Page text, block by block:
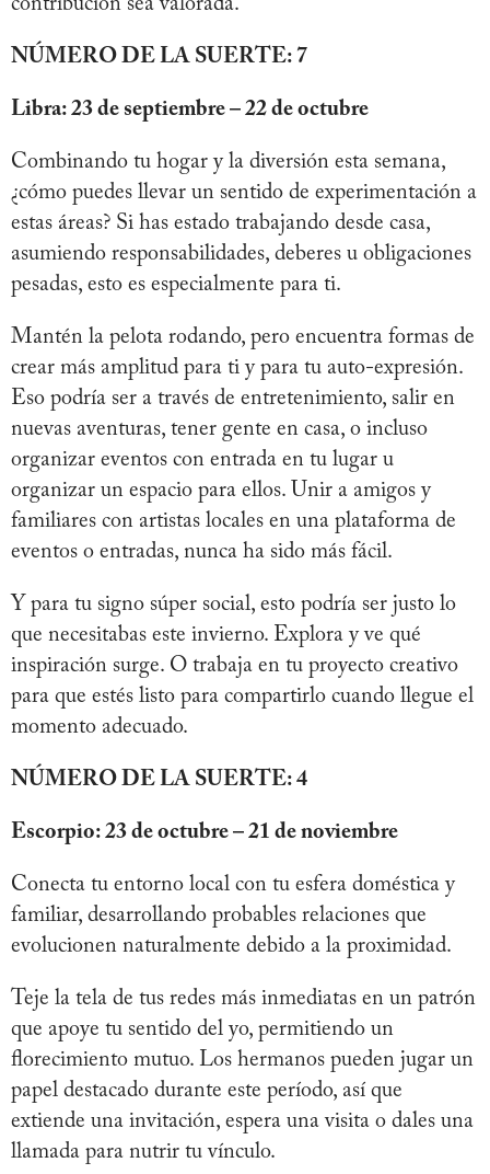
NÚMERO DE LA SUERTE: 7
Libra: 23 de septiembre – 22 de octubre
Combinando tu hogar y la diversión esta semana,
¿cómo puedes llevar un sentido de experimentación a
estas áreas? Si has estado trabajando desde casa,
asumiendo responsabilidades, deberes u obligaciones
pesadas, esto es especialmente para ti.
Mantén la pelota rodando, pero encuentra formas de
crear más amplitud para ti y para tu auto-expresión.
Eso podría ser a través de entretenimiento, salir en
nuevas aventuras, tener gente en casa, o incluso
organizar eventos con entrada en tu lugar u
organizar un espacio para ellos. Unir a amigos y
familiares con artistas locales en una plataforma de
eventos o entradas, nunca ha sido más fácil.
Y para tu signo súper social, esto podría ser justo lo
que necesitabas este invierno. Explora y ve qué
inspiración surge. O trabaja en tu proyecto creativo
para que estés listo para compartirlo cuando llegue el
momento adecuado.
NÚMERO DE LA SUERTE: 4
Escorpio: 23 de octubre – 21 de noviembre
Conecta tu entorno local con tu esfera doméstica y
familiar, desarrollando probables relaciones que
evolucionen naturalmente debido a la proximidad.
Teje la tela de tus redes más inmediatas en un patrón
que apoye tu sentido del yo, permitiendo un
florecimiento mutuo. Los hermanos pueden jugar un
papel destacado durante este período, así que
extiende una invitación, espera una visita o dales una
llamada para nutrir tu vínculo.